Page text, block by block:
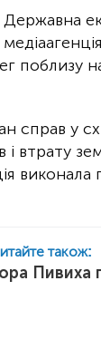
Державна
поблизу
справ у
втрату
виконала
також:
Пивиха